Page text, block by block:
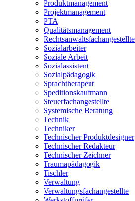
Produktmanagement
Projektmanagement
PTA
Qualitätsmanagement
Rechtsanwaltsfachangestellte
Sozialarbeiter
Soziale Arbeit
Sozialassistent
Sozialpädagogik
Sprachtherapeut
Speditionskaufmann
Steuerfachangestellte
Systemische Beratung
Technik
Techniker
Technischer Produktdesigner
Technischer Redakteur
Technischer Zeichner
Traumapädagogik
Tischler
Verwaltung
Verwaltungsfachangestellte